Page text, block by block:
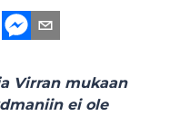
Virran mukaan
ei ole